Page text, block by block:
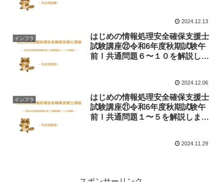
2024.12.13
インフラ
はじめの情報処理安全確保支援士
試験講座㉒令和6年度秋期試験午
前Ⅰ共通問題６〜１０を解説しま
2024.12.06
インフラ
はじめの情報処理安全確保支援士
試験講座㉑令和6年度秋期試験午
前Ⅰ共通問題１〜５を解説しま
2024.11.29